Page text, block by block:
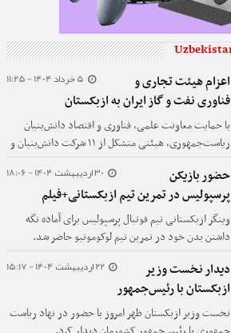
5 خرداد 1404 - 11:25
اعزام هیئت تجاری و
فناوری نفت و گاز ایران به ازبکستان
با حمایت معاونت علمی، فناوری و اقتصاد دانش‌بنیان
ریاست‌جمهوری، هیئتی متشکل از ۱۱ شرکت دانش‌بنیان و
فناور ایرانی فعال در حوزه نفت، گاز و انرژی به تاشکند
اعزام شدند.
30 اردیبهشت 1404 - 18:06
حضور بازیکن
پرسپولیس در تمرین تیم ازبکستانی+فیلم
وینگر ازبکستانی تیم فوتبال پرسپولیس برای آماده نگه
داشتن بدن خود در تمرین تیم لوکوموتیو حاضر شد.
22 اردیبهشت 1404 - 15:17
دیدار نخست وزیر
ازبکستان با رئیس‌جمهور
نخست وزیر ازبکستان ظهر امروز با حضور در نهاد ریاست